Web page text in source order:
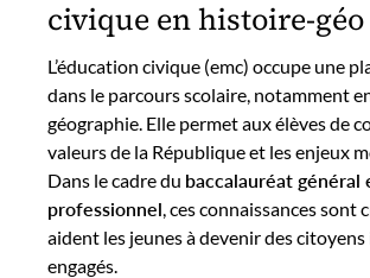
civique en histoire-géo
L’éducation civique (emc) occupe une
dans le parcours scolaire, notamment
géographie. Elle permet aux élèves de
valeurs de la République et les enjeux
Dans le cadre du baccalauréat général
professionnel , ces connaissances sont
aident les jeunes à devenir des
engagés.